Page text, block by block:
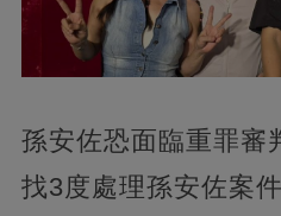
孫安佐恐面臨重罪審
找3度處理孫安佐案